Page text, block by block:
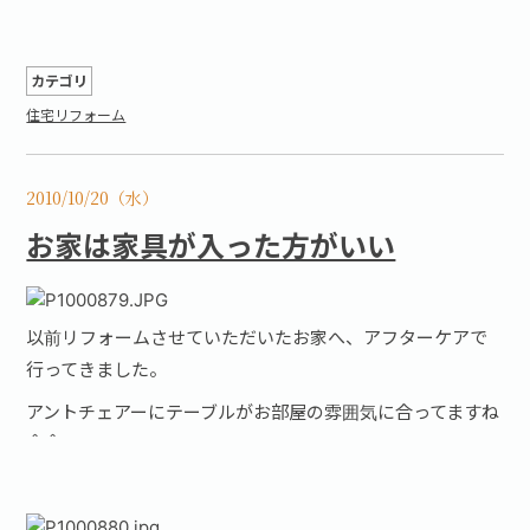
カテゴリ
住宅リフォーム
2010/10/20（水）
お家は家具が入った方がいい
以前リフォームさせていただいたお家へ、アフターケアで
行ってきました。
アントチェアーにテーブルがお部屋の雰囲気に合ってますね